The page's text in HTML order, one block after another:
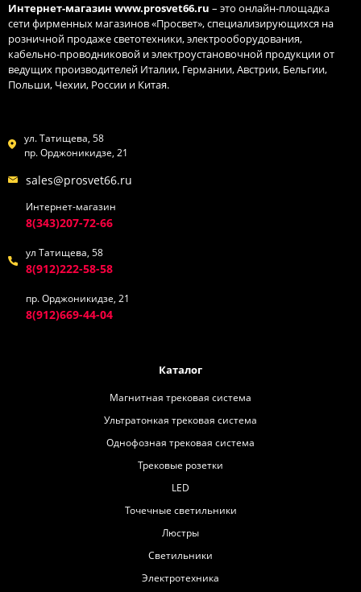
Интернет-магазин www.prosvet66.ru – это онлайн-площадка
сети фирменных магазинов «Просвет», специализирующихся на
розничной продаже светотехники, электрооборудования,
кабельно-проводниковой и электроустановочной продукции от
ведущих производителей Италии, Германии, Австрии, Бельгии,
Польши, Чехии, России и Китая.
ул. Татищева, 58
пр. Орджоникидзе, 21
sales@prosvet66.ru
Интернет-магазин
8(343)207-72-66
ул Татищева, 58
8(912)222-58-58
пр. Орджоникидзе, 21
8(912)669-44-04
Каталог
Магнитная трековая система
Ультратонкая трековая система
Однофозная трековая система
Трековые розетки
LED
Точечные светильники
Люстры
Светильники
Электротехника